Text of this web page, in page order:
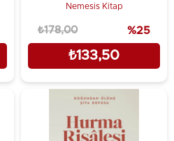
Nemesis Kitap
₺133,50
₺178,00 %25